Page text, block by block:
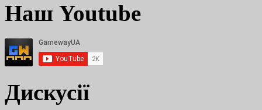
Наш Youtube
Дискусії